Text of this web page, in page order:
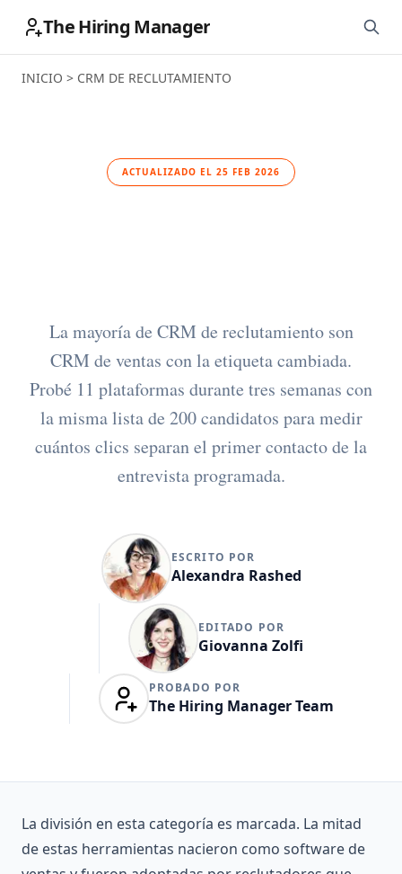
The Hiring Manager
INICIO > CRM DE RECLUTAMIENTO
ACTUALIZADO EL 25 FEB 2026
La mayoría de CRM de reclutamiento son
CRM de ventas con la etiqueta cambiada.
Probé 11 plataformas durante tres semanas con
la misma lista de 200 candidatos para medir
cuántos clics separan el primer contacto de la
entrevista programada.
ESCRITO POR
Alexandra Rashed
EDITADO POR
Giovanna Zolfi
PROBADO POR
The Hiring Manager Team
La división en esta categoría es marcada. La mitad
de estas herramientas nacieron como software de